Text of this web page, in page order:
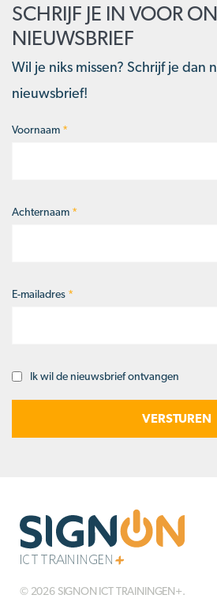
SCHRIJF JE IN VOOR
NIEUWSBRIEF
Wil je niks missen? Schrijf je dan
nieuwsbrief!
Naam*
Voornaam *
Achternaam *
E-mailadres *
Opt-Ik wil de nieuwsbrief ontvangen
© 2026 SIGNON ICT TRAININGEN+.